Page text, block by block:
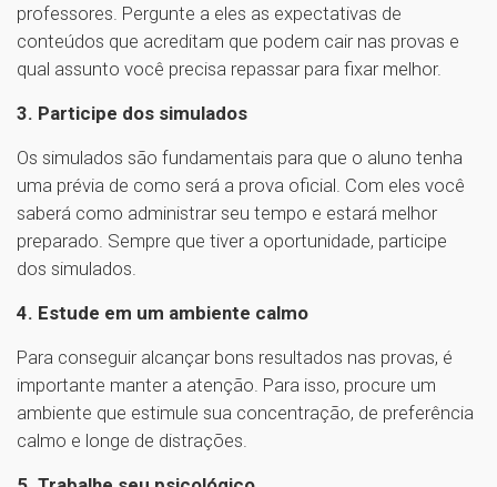
professores. Pergunte a eles as expectativas de
conteúdos que acreditam que podem cair nas provas e
qual assunto você precisa repassar para fixar melhor.
3. Participe dos simulados
Os simulados são fundamentais para que o aluno tenha
uma prévia de como será a prova oficial. Com eles você
saberá como administrar seu tempo e estará melhor
preparado. Sempre que tiver a oportunidade, participe
dos simulados.
4. Estude em um ambiente calmo
Para conseguir alcançar bons resultados nas provas, é
importante manter a atenção. Para isso, procure um
ambiente que estimule sua concentração, de preferência
calmo e longe de distrações.